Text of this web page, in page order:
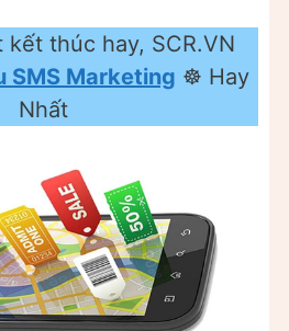
kết thúc hay, SCR.VN
SMS Marketing ☸ Hay
Nhất